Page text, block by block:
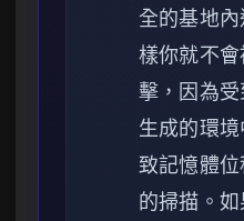
全的基地
樣你就不
擊，因為
生成的環
致記憶體
的掃描。